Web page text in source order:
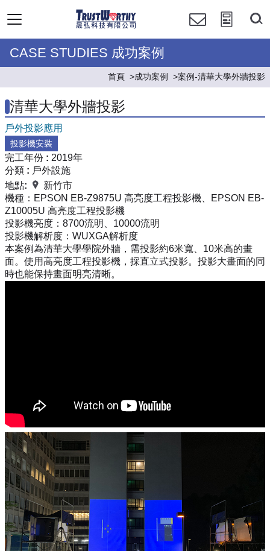
CASE STUDIES 成功案例
首頁 成功案例 案例-清華大學外牆投影
清華大學外牆投影
戶外投影應用
投影機安裝
完工年份 : 2019年
分類 : 戶外設施
地點:
新竹市
機種： EPSON EB-Z9875U 高亮度工程投影機、EPSON EB-
Z10005U 高亮度工程投影機
投影機亮度： 8700流明、10000流明
投影機解析度： WUXGA解析度
本案例為清華大學學院外牆，需投影約6米寬、10米高的畫
面。使用高亮度工程投影機，採直立式投影。投影大畫面的同
時也能保持畫面明亮清晰。